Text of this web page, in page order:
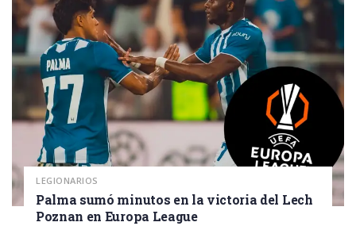
LEGIONARIOS
Palma sumó minutos en la victoria del Lech
Poznan en Europa League